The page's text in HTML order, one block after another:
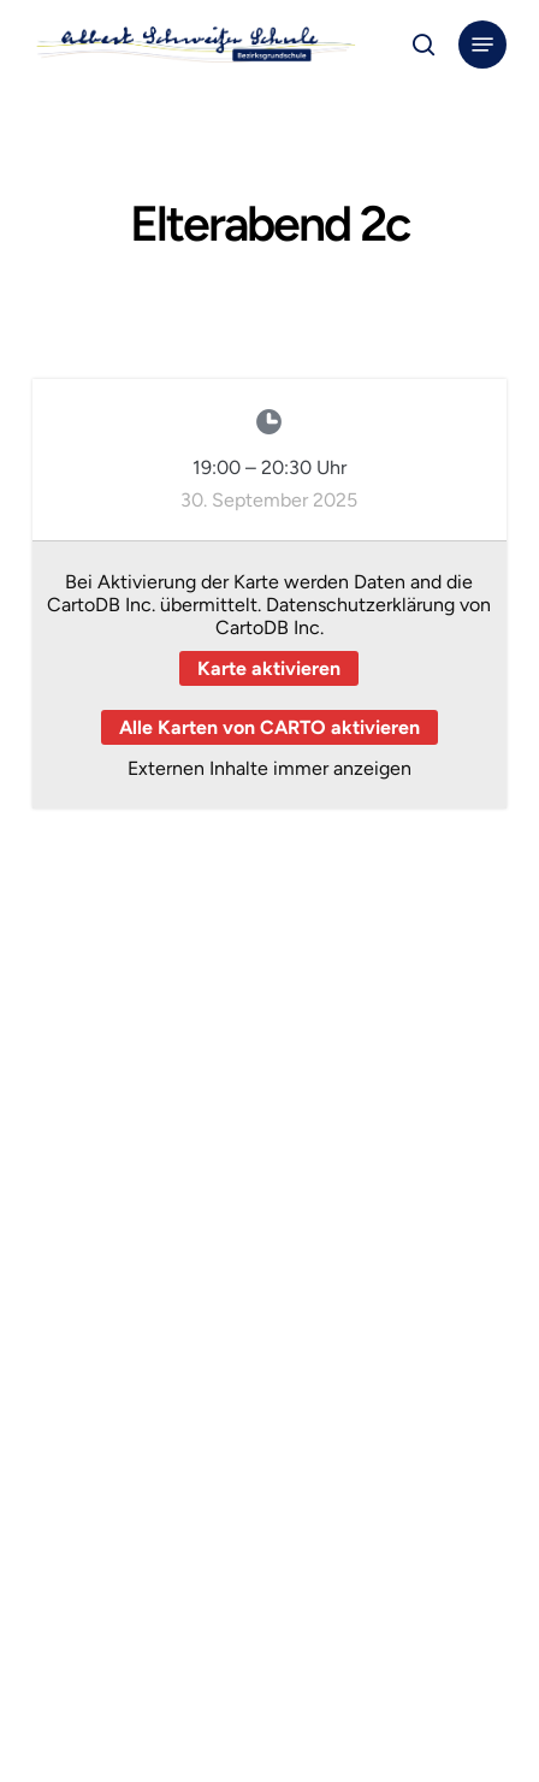
search
Menu
Elterabend 2c
19:00– 20:30Uhr
30. September 2025
Bei Aktivierung der Karte werden Daten and die
CartoDB Inc. übermittelt. Datenschutzerklärung von
CartoDB Inc.
Karte aktivieren
Alle Karten von CARTO aktivieren
Externen Inhalte immer anzeigen
Close